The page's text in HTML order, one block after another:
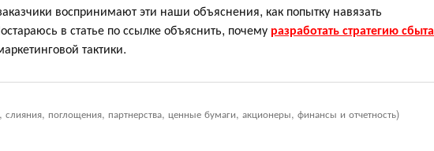
воспринимают эти наши объяснения, как попытку навязать
в статье по ссылке объяснить, почему разработать стратегию сбыта
тактики.
слияния, поглощения, партнерства, ценные бумаги, акционеры, финансы и отчетность)